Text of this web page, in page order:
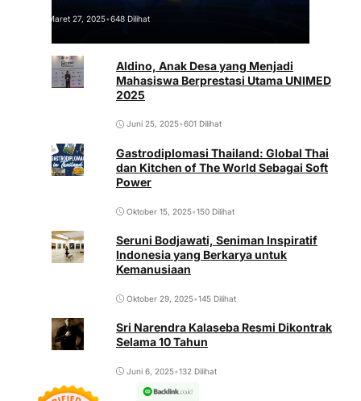
Maret 27, 2025•648 Dilihat
Aldino, Anak Desa yang Menjadi
Mahasiswa Berprestasi Utama UNIMED
2025
Juni 25, 2025•601 Dilihat
Gastrodiplomasi Thailand: Global Thai
dan Kitchen of The World Sebagai Soft
Power
Oktober 15, 2025•150 Dilihat
Seruni Bodjawati, Seniman Inspiratif
Indonesia yang Berkarya untuk
Kemanusiaan
Oktober 29, 2025•145 Dilihat
Sri Narendra Kalaseba Resmi Dikontrak
Selama 10 Tahun
Juni 6, 2025•132 Dilihat